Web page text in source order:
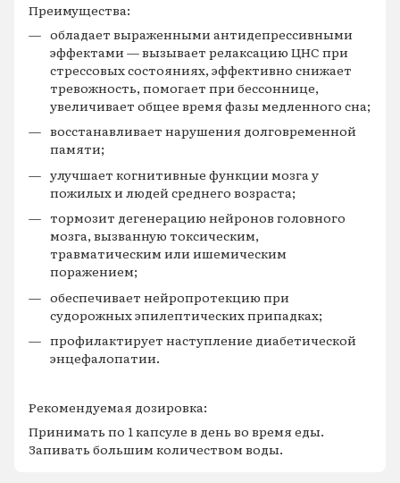
Преимущества:
обладает выраженными антидепрессивными
эффектами — вызывает релаксацию ЦНС при
стрессовых состояниях, эффективно снижает
тревожность, помогает при бессоннице,
увеличивает общее время фазы медленного сна;
восстанавливает нарушения долговременной
памяти;
улучшает когнитивные функции мозга у
пожилых и людей среднего возраста;
тормозит дегенерацию нейронов головного
мозга, вызванную токсическим,
травматическим или ишемическим
поражением;
обеспечивает нейропротекцию при
судорожных эпилептических припадках;
профилактирует наступление диабетической
энцефалопатии.
Рекомендуемая дозировка:
Принимать по 1 капсуле в день во время еды.
Запивать большим количеством воды.